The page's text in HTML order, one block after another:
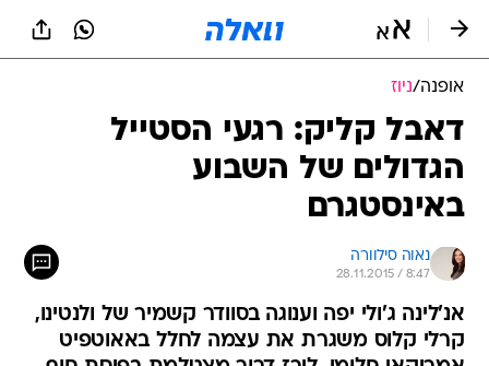
אופנה/ניוז
דאבל קליק: רגעי הסטייל
הגדולים של השבוע
באינסטגרם
נאוה סילוורה
28.11.2015 / 8:47
אנ'לינה ג'ולי יפה וענוגה בסוודר קשמיר של ולנטינו,
קרלי קלוס משגרת את עצמה לחלל באאוטפיט